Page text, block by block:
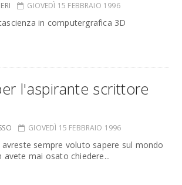
GIOVEDÌ 15 FEBBRAIO 1996
in computergrafica 3D
l'aspirante scrittore
GIOVEDÌ 15 FEBBRAIO 1996
sempre voluto sapere sul mondo
avete mai osato chiedere...